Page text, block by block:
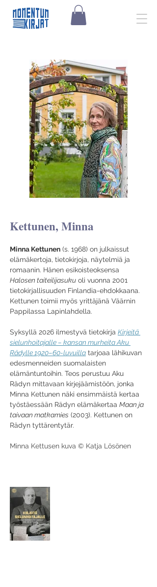
Kettunen, Minna
Minna Kettunen (s. 1968) on julkaissut
elämäkertoja, tietokirjoja, näytelmiä ja
romaanin. Hänen esikoisteoksensa
Halosen taiteilijasuku oli vuonna 2001
tietokirjallisuuden Finlandia-ehdokkaana.
Kettunen toimii myös yrittäjänä Väärnin
Pappilassa Lapinlahdella.
Syksyllä 2026 ilmestyvä tietokirja Kirjeitä
sielunhoitajalle – kansan murheita Aku
Rädylle 1920–60-luvuilla tarjoaa lähikuvan
edesmenneiden suomalaisten
elämäntuntoihin. Teos perustuu Aku
Rädyn mittavaan kirjejäämistöön, jonka
Minna Kettunen näki ensimmäistä kertaa
työstäessään Rädyn elämäkertaa Maan ja
taivaan matkamies (2003). Kettunen on
Rädyn tyttärentytär.
Minna Kettusen kuva © Katja Lösönen